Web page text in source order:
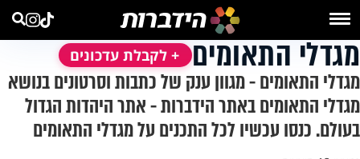
מגדלי התאומים + לקבלת עדכונים
מגדלי התאומים - מגוון ענק של כתבות וסרטונים בנושא
מגדלי התאומים באתר הידברות - אתר היהדות הגדול
בעולם. כנסו עכשיו לכל התכנים על מגדלי התאומים